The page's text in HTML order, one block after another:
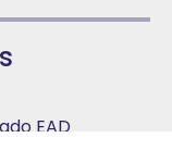
EAD